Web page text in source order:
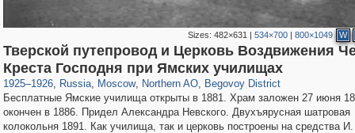
Sizes:482×631 |534×700 |800×1049 W
Тверской путепровод и Церковь Воздвижения
Креста Господня при Ямских училищах
1925–1926, Russia
1,406,257 29,243
, Moscow
319,779 8,286
, Northern AO
22,533 598
, Begovoy District
2,821 103
Бесплатные Ямские училища открыты в 1881. Храм заложен 27 июня
окончен в 1886. Придел Александра Невского. Двухъярусная шатровая
колокольня 1891. Как училища, так и церковь построены на средства